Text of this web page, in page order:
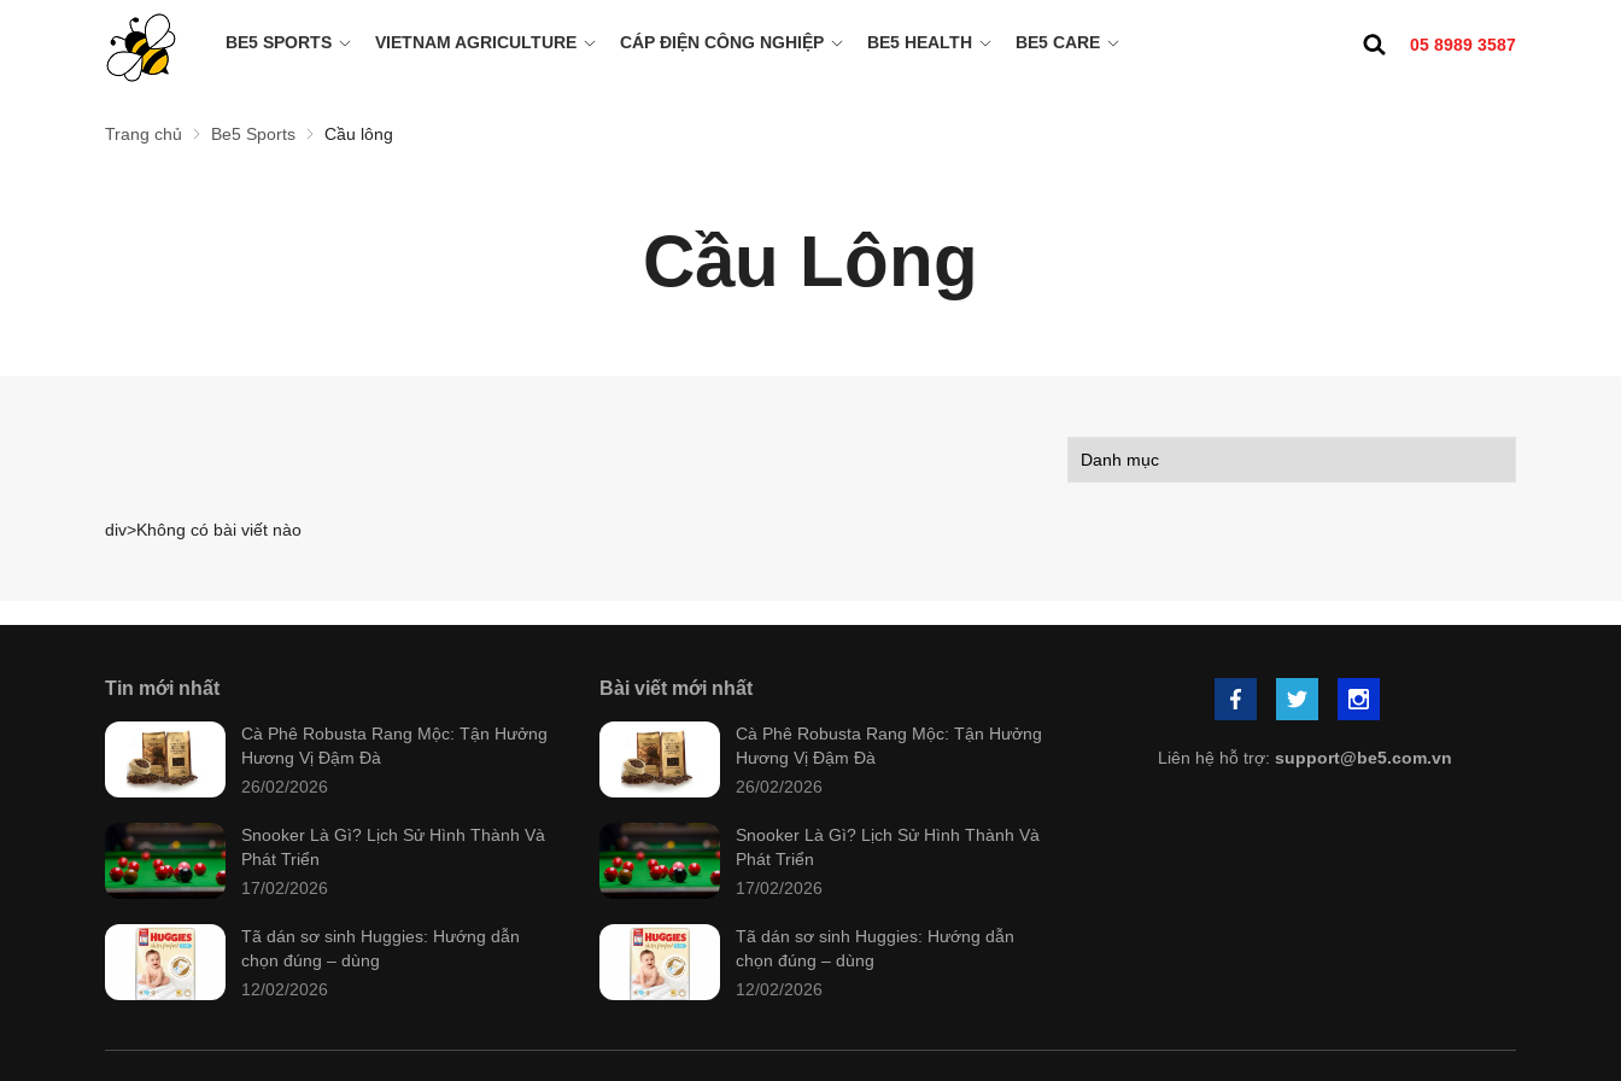
BE5 SPORTS VIETNAM AGRICULTURE CÁP ĐIỆN CÔNG NGHIỆP BE5 HEALTH BE5 CARE 05 8989 3587
Trang chủ Be5 Sports Cầu lông
Cầu Lông
div>Không có bài viết nào
Tin mới nhất
Cà Phê Robusta Rang Mộc: Tận Hưởng
Hương Vị Đậm Đà
26/02/2026
Snooker Là Gì? Lịch Sử Hình Thành Và
Phát Triển
17/02/2026
Tã dán sơ sinh Huggies: Hướng dẫn
chọn đúng – dùng
12/02/2026
Bài viết mới nhất
Cà Phê Robusta Rang Mộc: Tận Hưởng
Hương Vị Đậm Đà
26/02/2026
Snooker Là Gì? Lịch Sử Hình Thành Và
Phát Triển
17/02/2026
Tã dán sơ sinh Huggies: Hướng dẫn
chọn đúng – dùng
12/02/2026
Liên hệ hỗ trợ: support@be5.com.vn